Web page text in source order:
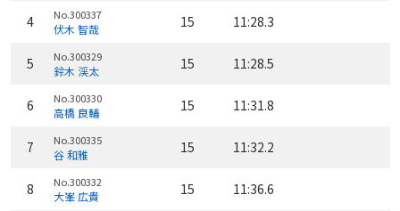
4 No.300337
伏木 智哉 15 11:28.3
5 No.300329
鈴木 渓太 15 11:28.5
6 No.300330
高橋 良輔 15 11:31.8
7 No.300335
谷 和雅 15 11:32.2
8 No.300332
大峯 広貴 15 11:36.6